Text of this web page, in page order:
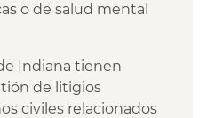
o de salud mental
Indiana tienen
de litigios
civiles relacionados